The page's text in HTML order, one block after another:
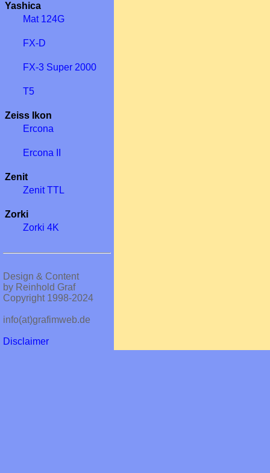
Yashica
Mat 124G
FX-D
FX-3 Super 2000
T5
Zeiss Ikon
Ercona
Ercona II
Zenit
Zenit TTL
Zorki
Zorki 4K
Design & Content
by Reinhold Graf
Copyright 1998-2024
info(at)grafimweb.de
Disclaimer